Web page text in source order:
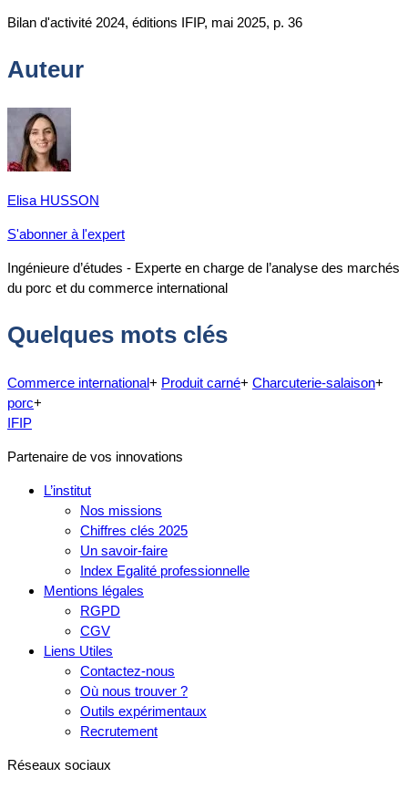
Bilan d'activité 2024, éditions IFIP, mai 2025, p. 36
Auteur
Elisa HUSSON
S'abonner à l'expert
Ingénieure d’études - Experte en charge de l’analyse des marchés
du porc et du commerce international
Quelques mots clés
Commerce international+ Produit carné+ Charcuterie-salaison+
porc+
IFIP
Partenaire de vos innovations
L’institut
Nos missions
Chiffres clés 2025
Un savoir-faire
Index Egalité professionnelle
Mentions légales
RGPD
CGV
Liens Utiles
Contactez-nous
Où nous trouver ?
Outils expérimentaux
Recrutement
Réseaux sociaux